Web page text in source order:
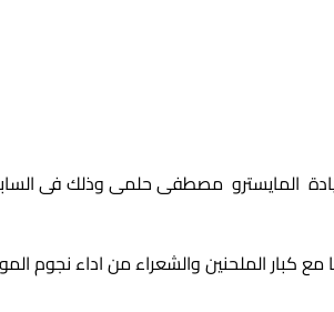
المايسترو مصطفى حلمى وذلك فى
كبار الملحنين والشعراء من اداء نجوم